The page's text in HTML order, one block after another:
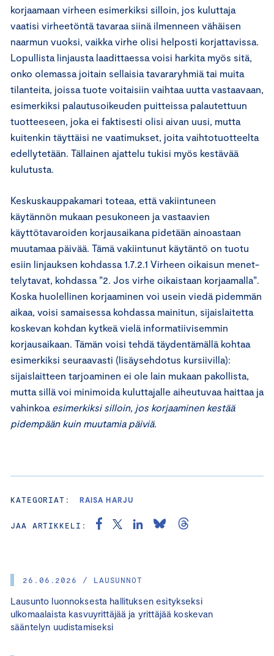
26.06.2026 / LAUSUNNOT
Lausunto luonnoksesta hallituksen esitykseksi
ulkomaalaista kasvuyrittäjää ja yrittäjää koskevan
sääntelyn uudistamiseksi
korjaamaan virheen esimerkiksi silloin, jos kuluttaja
vaatisi virheetöntä tavaraa siinä ilmenneen vähäisen
naarmun vuoksi, vaikka virhe olisi helposti korjattavissa.
Lopullista linjausta laadittaessa voisi harkita myös sitä,
onko olemassa joitain sellaisia tavararyhmiä tai muita
tilanteita, joissa tuote voitaisiin vaihtaa uutta vastaavaan,
esimerkiksi palautusoikeuden puitteissa palautettuun
tuotteeseen, joka ei faktisesti olisi aivan uusi, mutta
kuitenkin täyttäisi ne vaatimukset, joita vaihtotuotteelta
edellytetään. Tällainen ajattelu tukisi myös kestävää
kulutusta.
Keskuskauppakamari toteaa, että vakiintuneen
käytännön mukaan pesukoneen ja vastaavien
käyttötavaroiden korjausaikana pidetään ainoastaan
muutamaa päivää. Tämä vakiintunut käytäntö on tuotu
esiin linjauksen kohdassa 1.7.2.1 Vir­heen oi­kai­sun me­net­
te­ly­ta­vat, kohdassa ”2. Jos virhe oikaistaan korjaamalla”.
Koska huolellinen korjaaminen voi usein viedä pidemmän
aikaa, voisi samaisessa kohdassa mainitun, sijaislaitetta
koskevan kohdan kytkeä vielä informatiivisemmin
korjausaikaan. Tämän voisi tehdä täydentämällä kohtaa
esimerkiksi seuraavasti (lisäysehdotus kursiivilla):
sijaislaitteen tarjoaminen ei ole lain mukaan pakollista,
mutta sillä voi minimoida kuluttajalle aiheutuvaa haittaa ja
vahinkoa esimerkiksi silloin, jos korjaaminen kestää
pidempään kuin muutamia päiviä.
KATEGORIAT: RAISA HARJU
JAA ARTIKKELI: